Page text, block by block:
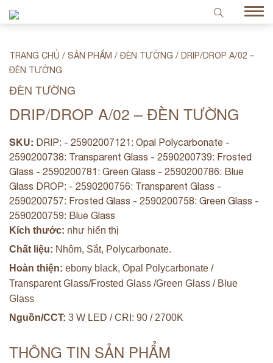
TRANG CHỦ / SẢN PHẨM / ĐÈN TƯỜNG / DRIP/DROP A/02 –
ĐÈN TƯỜNG
ĐÈN TƯỜNG
DRIP/DROP A/02 – ĐÈN TƯỜNG
SKU: DRIP: - 25902007121: Opal Polycarbonate -
2590200738: Transparent Glass - 2590200739: Frosted
Glass - 2590200781: Green Glass - 2590200786: Blue
Glass DROP: - 2590200756: Transparent Glass -
2590200757: Frosted Glass - 2590200758: Green Glass -
2590200759: Blue Glass
Kích thước: như hiển thị
Chất liệu: Nhôm, Sắt, Polycarbonate.
Hoàn thiện: ebony black, Opal Polycarbonate /
Transparent Glass/Frosted Glass /Green Glass / Blue
Glass
Nguồn/CCT: 3 W LED / CRI: 90 / 2700K
THÔNG TIN SẢN PHẨM